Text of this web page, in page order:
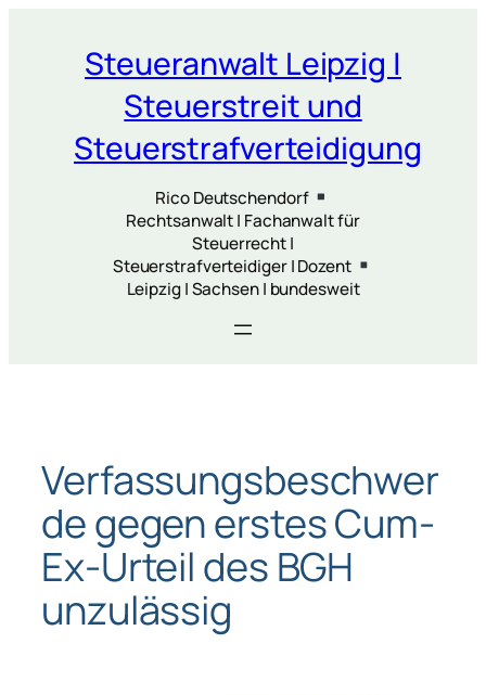
springenSteueranwalt Leipzig |
Steuerstreit und
Steuerstrafverteidigung
Rico Deutschendorf
Rechtsanwalt | Fachanwalt für
Steuerrecht |
Steuerstrafverteidiger | Dozent
Leipzig | Sachsen | bundesweit
Verfassungsbeschwer
de gegen erstes Cum-
Ex-Urteil des BGH
unzulässig